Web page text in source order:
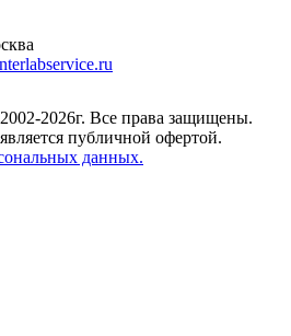
2026г. Все права защищены.
публичной офертой.
данных.